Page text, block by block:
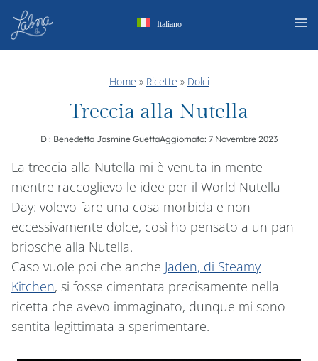
Salta
contenuto
Italiano
Home » Ricette » Dolci
Treccia alla Nutella
Di: Benedetta Jasmine GuettaAggiornato: 7 Novembre 2023
La treccia alla Nutella mi è venuta in mente
mentre raccoglievo le idee per il World Nutella
Day: volevo fare una cosa morbida e non
eccessivamente dolce, così ho pensato a un pan
briosche alla Nutella.
Caso vuole poi che anche Jaden, di Steamy
Kitchen, si fosse cimentata precisamente nella
ricetta che avevo immaginato, dunque mi sono
sentita legittimata a sperimentare.